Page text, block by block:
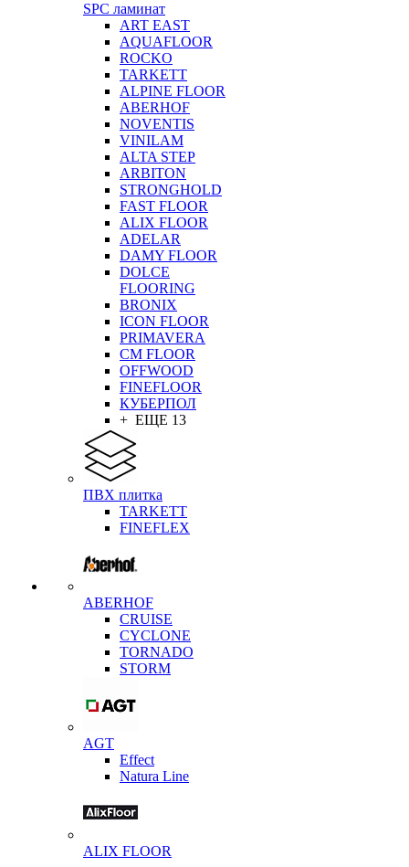
SPC ламинат
ART EAST
AQUAFLOOR
ROCKO
TARKETT
ALPINE FLOOR
ABERHOF
NOVENTIS
VINILAM
ALTA STEP
ARBITON
STRONGHOLD
FAST FLOOR
ALIX FLOOR
ADELAR
DAMY FLOOR
DOLCE
FLOORING
BRONIX
ICON FLOOR
PRIMAVERA
CM FLOOR
OFFWOOD
FINEFLOOR
КУБЕРПОЛ
+ ЕЩЕ 13
ПВХ плитка
TARKETT
FINEFLEX
ABERHOF
CRUISE
CYCLONE
TORNADO
STORM
AGT
Effect
Natura Line
ALIX FLOOR